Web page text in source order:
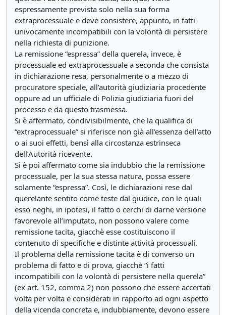
espressamente prevista solo nella sua forma
extraprocessuale e deve consistere, appunto, in fatti
univocamente incompatibili con la volontà di persistere
nella richiesta di punizione.
La remissione “espressa” della querela, invece, è
processuale ed extraprocessuale a seconda che consista
in dichiarazione resa, personalmente o a mezzo di
procuratore speciale, all’autorità giudiziaria procedente
oppure ad un ufficiale di Polizia giudiziaria fuori del
processo e da questo trasmessa.
Si è affermato, condivisibilmente, che la qualifica di
“extraprocessuale” si riferisce non già all’essenza dell’atto
o ai suoi effetti, bensì alla circostanza estrinseca
dell’Autorità ricevente.
Si è poi affermato come sia indubbio che la remissione
processuale, per la sua stessa natura, possa essere
solamente “espressa”. Così, le dichiarazioni rese dal
querelante sentito come teste dal giudice, con le quali
esso neghi, in ipotesi, il fatto o cerchi di darne versione
favorevole all’imputato, non possono valere come
remissione tacita, giacchè esse costituiscono il
contenuto di specifiche e distinte attività processuali.
Il problema della remissione tacita è di converso un
problema di fatto e di prova, giacchè “i fatti
incompatibili con la volontà di persistere nella querela”
(ex art. 152, comma 2) non possono che essere accertati
volta per volta e considerati in rapporto ad ogni aspetto
della vicenda concreta e, indubbiamente, devono essere